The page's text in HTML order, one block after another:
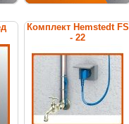
Комплект Hemstedt FS
- 22